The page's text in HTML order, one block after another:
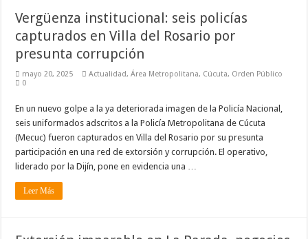
Vergüenza institucional: seis policías
capturados en Villa del Rosario por
presunta corrupción
mayo 20, 2025 Actualidad,Área Metropolitana, Cúcuta, Orden Público
0
En un nuevo golpe a la ya deteriorada imagen de la Policía Nacional,
seis uniformados adscritos a la Policía Metropolitana de Cúcuta
(Mecuc) fueron capturados en Villa del Rosario por su presunta
participación en una red de extorsión y corrupción. El operativo,
liderado por la Dijín, pone en evidencia una …
Leer Más